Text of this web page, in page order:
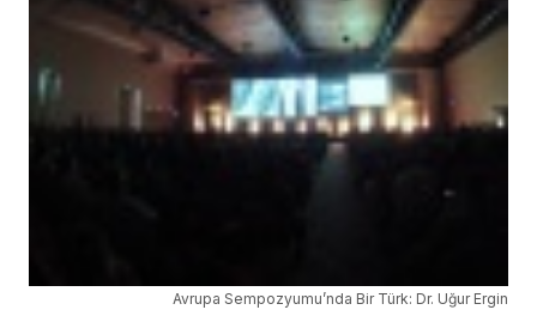
Avrupa Sempozyumu’nda Bir Türk: Dr. Uğur Ergin